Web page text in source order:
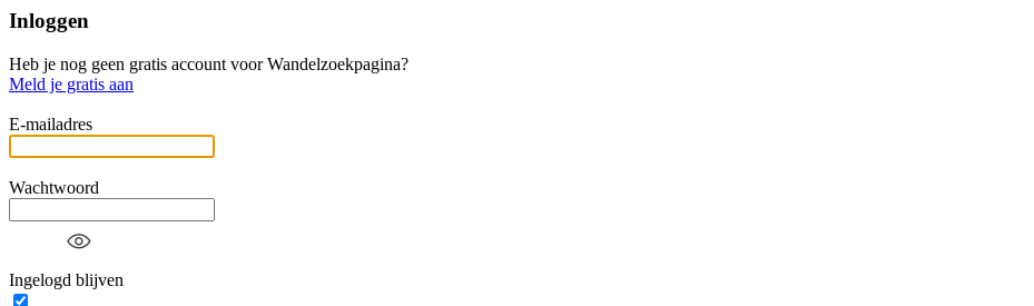
Inloggen
Heb je nog geen gratis account voor Wandelzoekpagina?
Meld je gratis aan
E-mailadres
Wachtwoord
Ingelogd blijven